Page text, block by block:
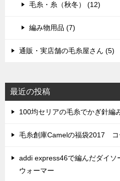
毛糸・糸（秋冬） (12)
編み物用品 (7)
通販・実店舗の毛糸屋さん (5)
最近の投稿
100均セリアの毛糸でかぎ針編
毛糸創庫Camelの福袋2017 コ
addi express46で編んだダイソ
ウォーマー